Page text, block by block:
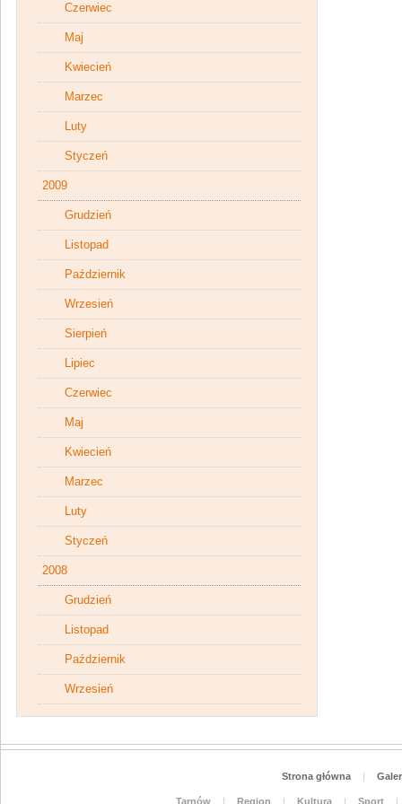
Czerwiec
Maj
Kwiecień
Marzec
Luty
Styczeń
2009
Grudzień
Listopad
Październik
Wrzesień
Sierpień
Lipiec
Czerwiec
Maj
Kwiecień
Marzec
Luty
Styczeń
2008
Grudzień
Listopad
Październik
Wrzesień
Strona główna |
Tarnów | Region | Kultura | Sport
|